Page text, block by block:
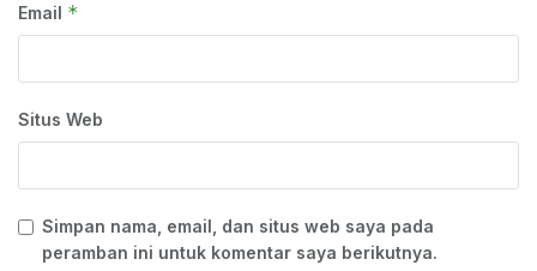
Email *
Situs Web
Simpan nama, email, dan situs web saya pada
peramban ini untuk komentar saya berikutnya.